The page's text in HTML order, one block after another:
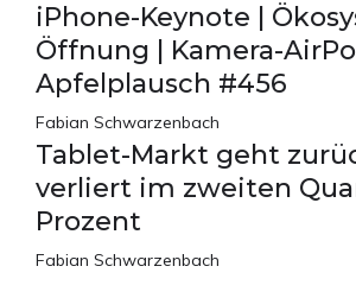
iPhone-Keynote |
Öffnung | Kamera-
Apfelplausch #456
Fabian Schwarzenbach
Tablet-Markt geht
verliert im zweiten
Prozent
Fabian Schwarzenbach